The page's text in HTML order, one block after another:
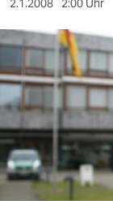
sport
berlin
nord
wahrheit
verlag
2.1.2008 2:00 Uhr